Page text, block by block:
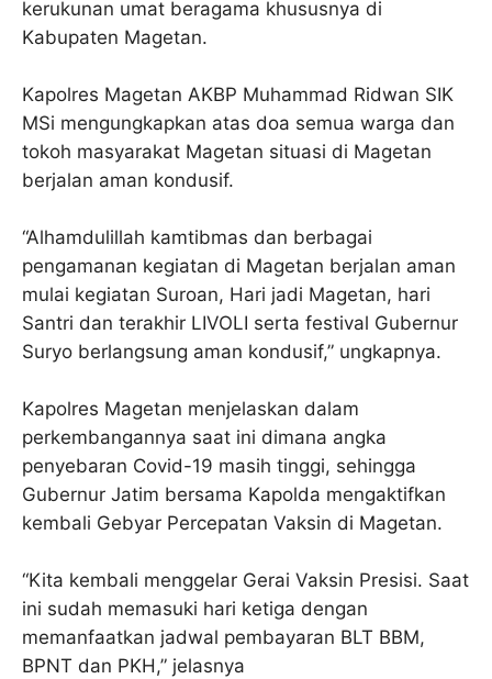
kerukunan umat beragama khususnya di
Kabupaten Magetan.
Kapolres Magetan AKBP Muhammad Ridwan SIK
MSi mengungkapkan atas doa semua warga dan
tokoh masyarakat Magetan situasi di Magetan
berjalan aman kondusif.
“Alhamdulillah kamtibmas dan berbagai
pengamanan kegiatan di Magetan berjalan aman
mulai kegiatan Suroan, Hari jadi Magetan, hari
Santri dan terakhir LIVOLI serta festival Gubernur
Suryo berlangsung aman kondusif,” ungkapnya.
Kapolres Magetan menjelaskan dalam
perkembangannya saat ini dimana angka
penyebaran Covid-19 masih tinggi, sehingga
Gubernur Jatim bersama Kapolda mengaktifkan
kembali Gebyar Percepatan Vaksin di Magetan.
“Kita kembali menggelar Gerai Vaksin Presisi. Saat
ini sudah memasuki hari ketiga dengan
memanfaatkan jadwal pembayaran BLT BBM,
BPNT dan PKH,” jelasnya